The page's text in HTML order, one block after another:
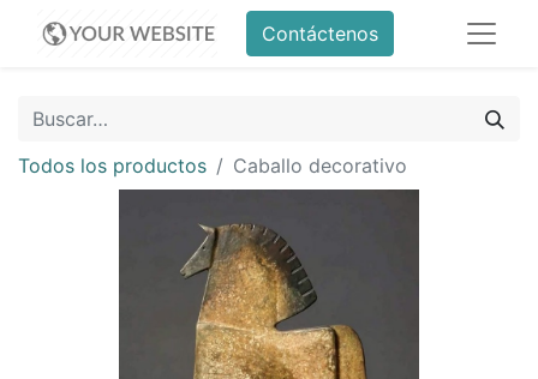
Contáctenos
Todos los productos Caballo decorativo